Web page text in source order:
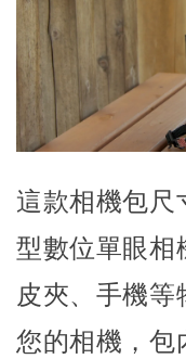
這款相機包
型數位單眼相
皮夾、手機
您的相機，包